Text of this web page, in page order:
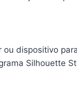
dispositivo
Silhouette